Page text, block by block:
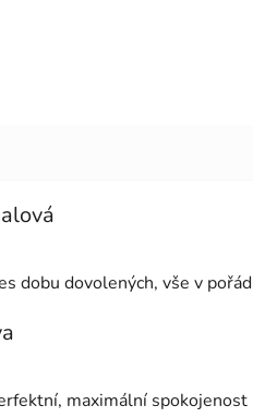
je 5 z 5 hvězdiček.
dobu dovolených, vše v
je 5 z 5 hvězdiček.
maximální spokojenost